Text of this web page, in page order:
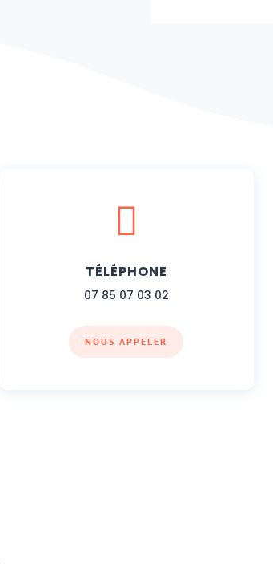

TÉLÉPHONE
07 85 07 03 02
NOUS APPELER